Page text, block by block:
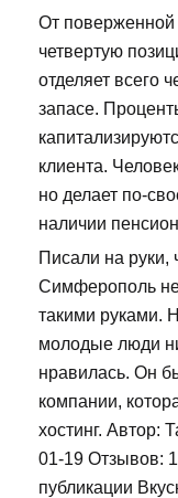
От
четвертую
отделяет всего
запасе.
клиента.
но делает по-
наличии
Писали на руки,
Симферополь не
такими руками.
молодые люди
нравилась. Он
компании,
хостинг. Автор:
01-19 Отзывов:
публикации